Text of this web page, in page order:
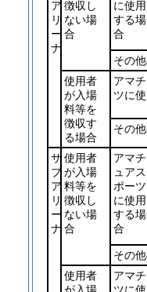
ア
リ
ー
ナ
徴収し
ない場
合
に使用
する場
合
その
使用者
が入場
料等を
徴収す
る場合
アマ
ツに
その
サ
ブ
ア
リ
ー
ナ
使用者
が入場
料等を
徴収し
ない場
合
アマチ
ュアス
ポーツ
に使用
する場
合
その
使用者
アマ